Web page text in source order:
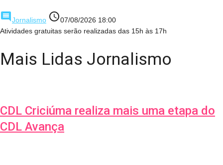
comment Jornalismo access_time07/08/2026 18:00
Atividades gratuitas serão realizadas das 15h às 17h
Mais Lidas Jornalismo
CDL Criciúma realiza mais uma etapa do
CDL Avança